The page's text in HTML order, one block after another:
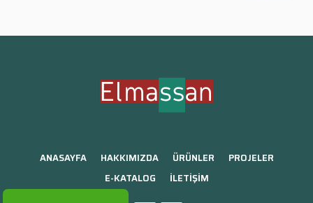
ANASAYFA HAKKIMIZDA ÜRÜNLER
PROJELER
E-KATALOG
İLETİŞİM